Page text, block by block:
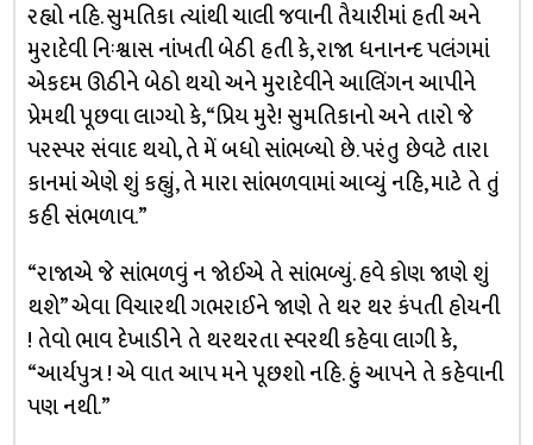
રહ્યો નહિ. સુમતિકા ત્યાંથી ચાલી જવાની તૈયારીમાં હતી અને
મુરાદેવી નિઃશ્વાસ નાંખતી બેઠી હતી કે, રાજા ધનાનન્દ પલંગમાં
એકદમ ઊઠીને બેઠો થયો અને મુરાદેવીને આલિંગન આપીને
પ્રેમથી પૂછવા લાગ્યો કે, “પ્રિય મુરે! સુમતિકાનો અને તારો જે
પરસ્પર સંવાદ થયો, તે મેં બધો સાંભળ્યો છે. પરંતુ છેવટે તારા
કાનમાં એણે શું કહ્યું, તે મારા સાંભળવામાં આવ્યું નહિ, માટે તે તું
કહી સંભળાવ.”
“રાજાએ જે સાંભળવું ન જોઈએ તે સાંભળ્યું. હવે કોણ જાણે શું
થશે” એવા વિચારથી ગભરાઈને જાણે તે થર થર કંપતી હોયની
! તેવો ભાવ દેખાડીને તે થરથરતા સ્વરથી કહેવા લાગી કે,
“આર્યપુત્ર ! એ વાત આપ મને પૂછશો નહિ. હું આપને તે કહેવાની
પણ નથી.”